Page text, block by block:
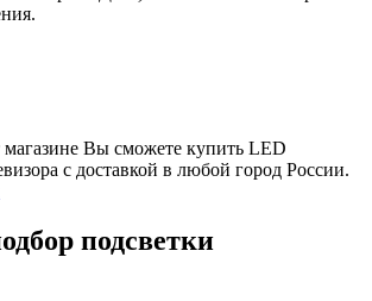
Вы сможете купить LED
с доставкой в любой город России.
подсветки